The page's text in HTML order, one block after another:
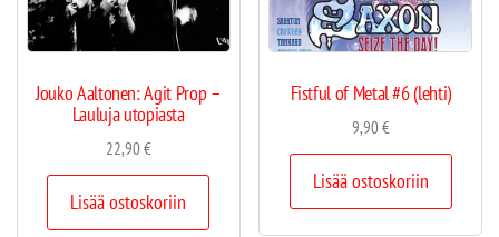
Jouko Aaltonen: Agit Prop –
Lauluja utopiasta
22,90€
Lisää ostoskoriin
Fistful of Metal #6 (lehti)
9,90€
Lisää ostoskoriin